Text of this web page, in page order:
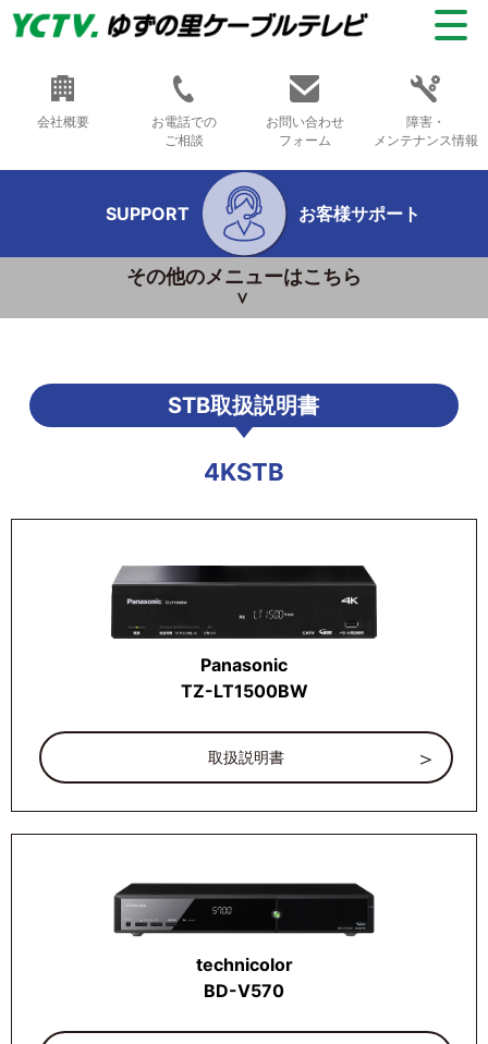
会社概要
お電話での
ご相談
お問い合わせ
フォーム
障害・
メンテナンス情報
SUPPORT お客様サポート
その他のメニューはこちら
STB取扱説明書
4KSTB
Panasonic
TZ-LT1500BW
取扱説明書
technicolor
BD-V570